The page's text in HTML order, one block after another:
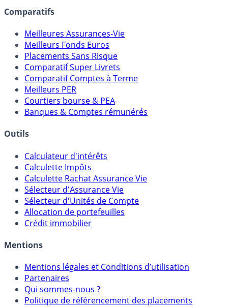
Meilleures Assurances-Vie
Meilleurs Fonds Euros
Placements Sans Risque
Comparatif Super Livrets
Comparatif Comptes à Terme
Meilleurs PER
Courtiers bourse & PEA
Calculateur d'intérêts
Calculette Impôts
Calculette Rachat Assurance Vie
Sélecteur d'Assurance Vie
Sélecteur d'Unités de Compte
Allocation de portefeuilles
Mentions légales et Conditions d’utilisation
Partenaires
Qui sommes-nous ?